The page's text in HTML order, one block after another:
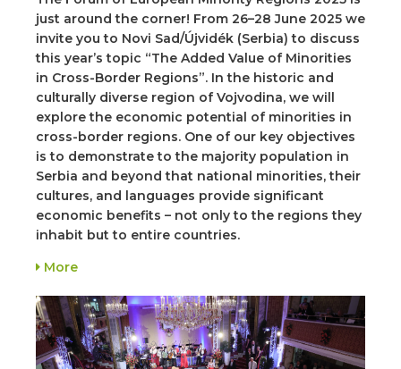
just around the corner! From 26–28 June 2025 we
invite you to Novi Sad/Újvidék (Serbia) to discuss
this year’s topic “The Added Value of Minorities
in Cross-Border Regions”. In the historic and
culturally diverse region of Vojvodina, we will
explore the economic potential of minorities in
cross-border regions. One of our key objectives
is to demonstrate to the majority population in
Serbia and beyond that national minorities, their
cultures, and languages provide significant
economic benefits – not only to the regions they
inhabit but to entire countries.
More